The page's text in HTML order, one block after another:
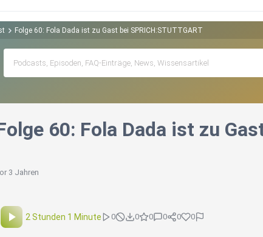
Folge 60: Fola Dada ist zu Gast bei SPRICH:STUTTGART
60: Fola Dada ist zu
3 Jahren
2 Stunden 1 Minute 0 0 0 0 0 0